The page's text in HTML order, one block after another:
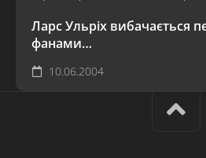
Ларс Ульріх вибачається
фанами…
10.06.2004